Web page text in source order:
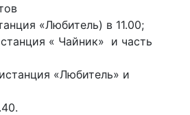
«Любитель) в 11.00;
« Чайник» и часть
«Любитель» и